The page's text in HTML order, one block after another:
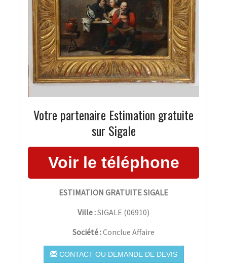
Votre partenaire Estimation gratuite
sur Sigale
ESTIMATION GRATUITE SIGALE
Ville :SIGALE (06910)
Société :Conclue Affaire
CONTACT OU DEMANDE DE DEVIS